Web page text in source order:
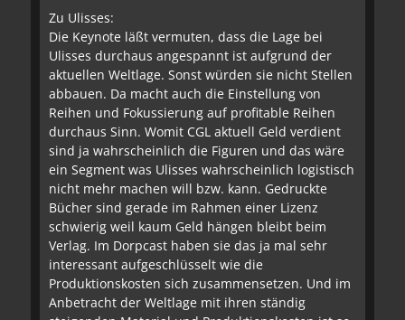
Zu Ulisses:
Die Keynote läßt vermuten, dass die Lage bei
Ulisses durchaus angespannt ist aufgrund der
aktuellen Weltlage. Sonst würden sie nicht Stellen
abbauen. Da macht auch die Einstellung von
Reihen und Fokussierung auf profitable Reihen
durchaus Sinn. Womit CGL aktuell Geld verdient
sind ja wahrscheinlich die Figuren und das wäre
ein Segment was Ulisses wahrscheinlich logistisch
nicht mehr machen will bzw. kann. Gedruckte
Bücher sind gerade im Rahmen einer Lizenz
schwierig weil kaum Geld hängen bleibt beim
Verlag. Im Dorpcast haben sie das ja mal sehr
interessant aufgeschlüsselt wie die
Produktionskosten sich zusammensetzen. Und im
Anbetracht der Weltlage mit ihren ständig